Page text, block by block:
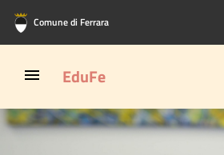
Vai al contenuto principale
Vai al footer
Comune di Ferrara
EduFe